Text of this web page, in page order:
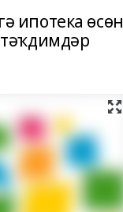
ипотека өсөн